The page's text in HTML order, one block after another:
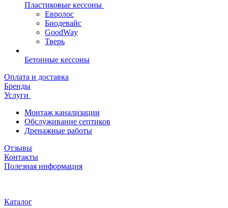
Пластиковые кессоны
Евролос
Биодевайс
GoodWay
Тверь
Бетонные кессоны
Оплата и доставка
Бренды
Услуги
Монтаж канализации
Обслуживание септиков
Дренажные работы
Отзывы
Контакты
Полезная информация
Каталог